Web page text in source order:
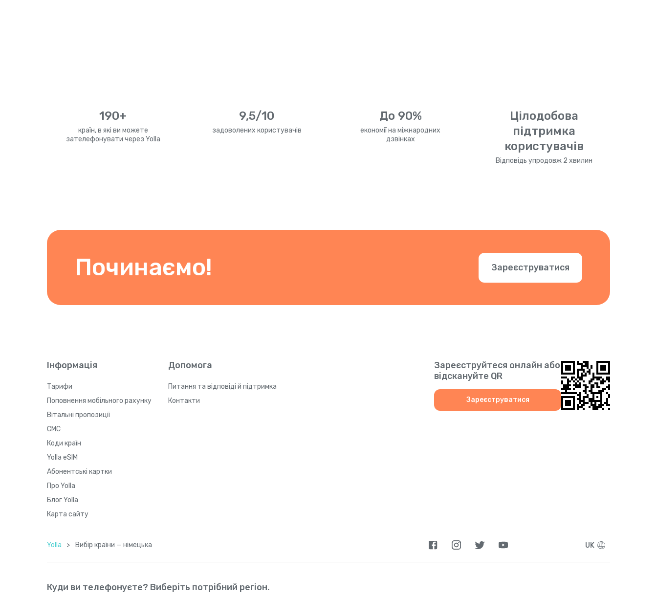
190+
країн, в які ви можете
зателефонувати через Yolla
9,5/10
задоволених користувачів
До 90%
економії на міжнародних
дзвінках
Цілодобова
підтримка
користувачів
Відповідь упродовж 2 хвилин
Починаємо! Зареєструватися
Інформація
Тарифи
Поповнення мобільного рахунку
Вітальні пропозиції
СМС
Коди країн
Yolla eSIM
Абонентські картки
Про Yolla
Блог Yolla
Карта сайту
Допомога
Питання та відповіді й підтримка
Контакти
Зареєструйтеся онлайн або
відскануйте QR
Зареєструватися
Yolla > Вибір країни — німецька UK
Куди ви телефонуєте? Виберіть потрібний регіон.